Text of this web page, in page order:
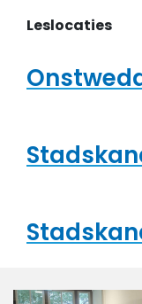
Leslocaties